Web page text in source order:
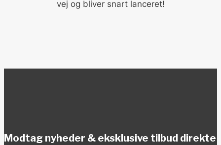
vej og bliver snart lanceret!
Modtag nyheder & eksklusive tilbud direkte